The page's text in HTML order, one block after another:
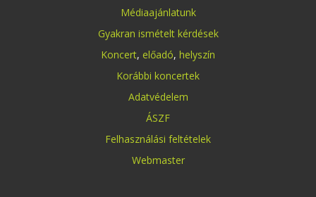
Médiaajánlatunk
Gyakran ismételt kérdések
Koncert, előadó, helyszín
Korábbi koncertek
Adatvédelem
ÁSZF
Felhasználási feltételek
Webmaster